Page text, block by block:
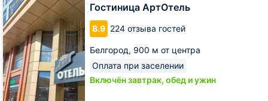
Гостиница АртОтель
8.9 224 отзыва гостей
Белгород, 900 м от центра
Оплата при заселении
Включён завтрак, обед и ужин